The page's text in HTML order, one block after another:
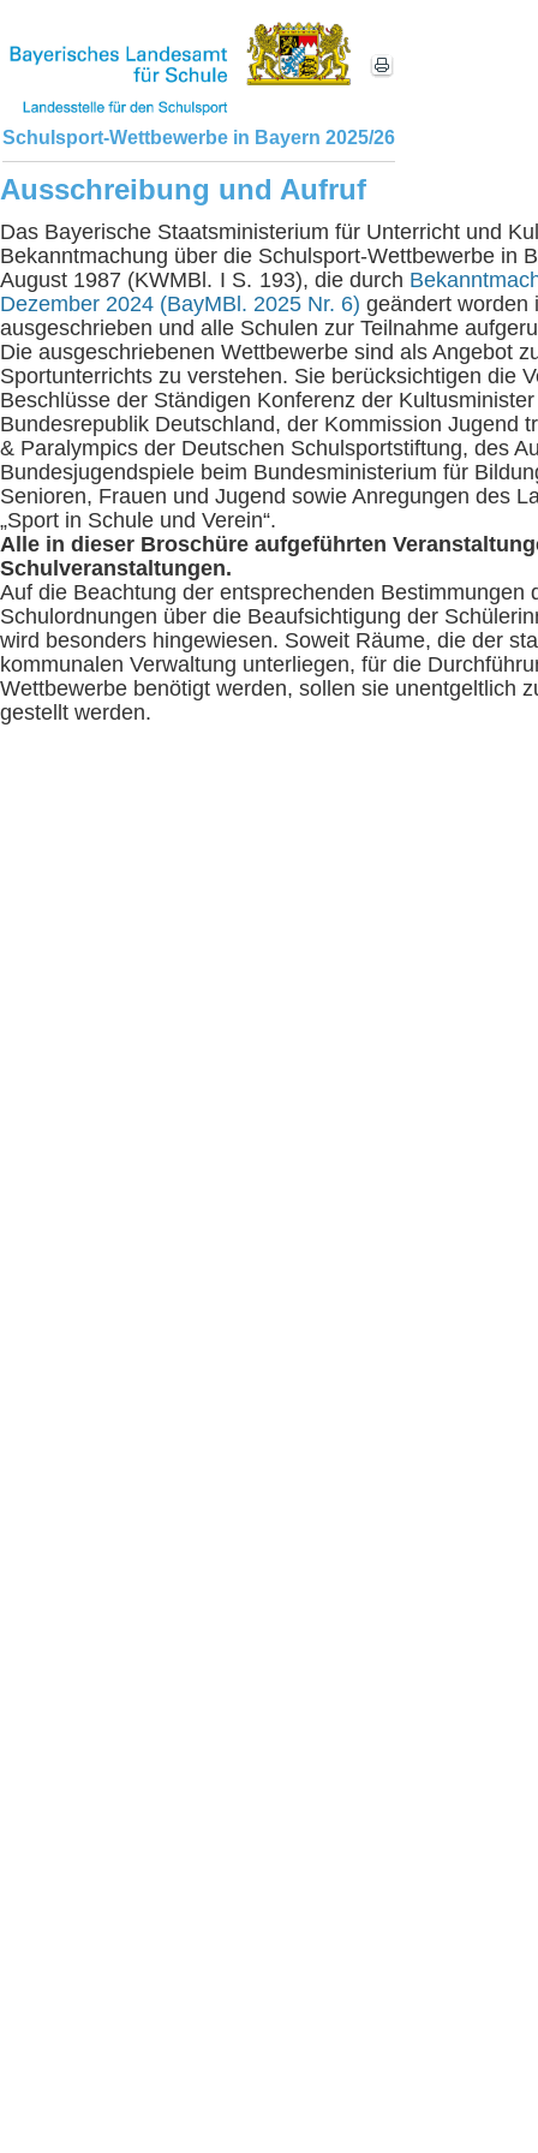
Schulsport-Wettbewerbe in Bayern 2025/26
Ausschreibung und Aufruf
Das Bayerische Staatsministerium für Unterricht und
Bekanntmachung über die Schulsport-Wettbewerbe in
August 1987 (KWMBl. I S. 193), die durch
Dezember 2024 (BayMBl. 2025 Nr. 6) geändert worden
ausgeschrieben und alle Schulen zur Teilnahme
Die ausgeschriebenen Wettbewerbe sind als Angebot
Sportunterrichts zu verstehen. Sie berücksichtigen die
Beschlüsse der Ständigen Konferenz der
Bundesrepublik Deutschland, der Kommission Jugend
& Paralympics der Deutschen Schulsportstiftung, des
Bundesjugendspiele beim Bundesministerium für
Senioren, Frauen und Jugend sowie Anregungen des
„Sport in Schule und Verein“.
Alle in dieser Broschüre aufgeführten
Schulveranstaltungen.
Auf die Beachtung der entsprechenden Bestimmungen
Schulordnungen über die Beaufsichtigung der
wird besonders hingewiesen. Soweit Räume, die der
kommunalen Verwaltung unterliegen, für die
Wettbewerbe benötigt werden, sollen sie unentgeltlich
gestellt werden.